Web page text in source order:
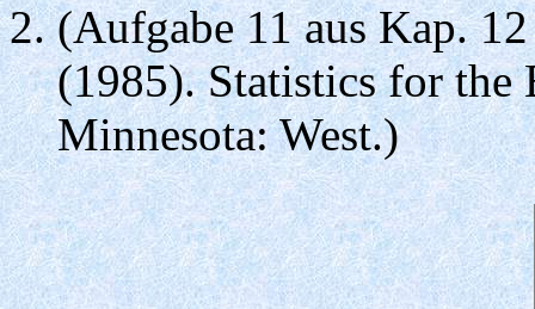
(Aufgabe 11 aus Kap.
(1985). Statistics for the
Minnesota: West.)